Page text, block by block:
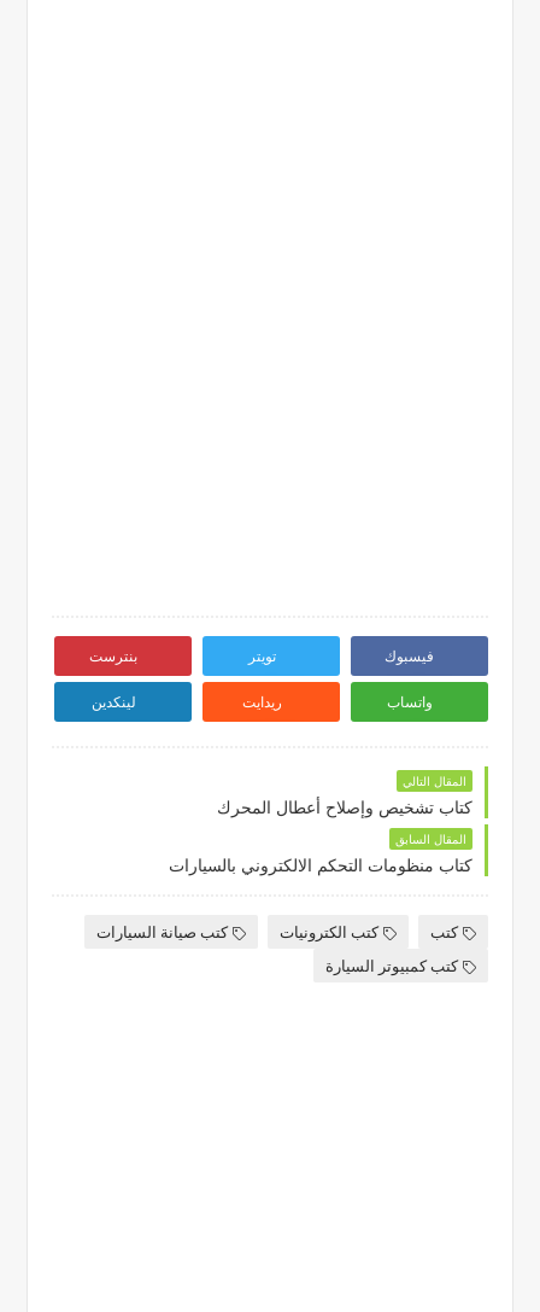
فيسبوك تويتر بنترست
واتساب ريدايت لينكدين
المقال التالي
كتاب تشخيص وإصلاح أعطال المحرك
المقال السابق
كتاب منظومات التحكم الالكتروني بالسيارات
كتب كتب الكترونيات
كتب صيانة السيارات
كتب كمبيوتر السيارة